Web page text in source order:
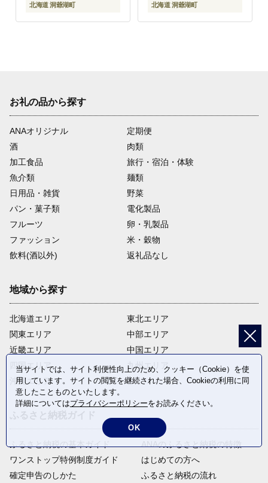
北海道 洞爺湖町 北海道 洞爺湖町
お礼の品から探す
ANAオリジナル
定期便
酒
肉類
加工食品
旅行・宿泊・体験
魚介類
麺類
日用品・雑貨
野菜
パン・菓子類
電化製品
フルーツ
卵・乳製品
ファッション
米・穀物
飲料(酒以外)
返礼品なし
地域から探す
北海道エリア
関東エリア
近畿エリア
四国エリア
沖縄エリア
東北エリア
中部エリア
中国エリア
九州エリア
ワンストップ特例制度ガイド
確定申告のしかた
はじめての方へ
ふるさと納税の流れ
当サイトでは、サイト利便性向上のため、クッキー（Cookie）を使
用しています。サイトの閲覧を継続された場合、Cookieの利用に同
意したことものといたします。
詳細についてはプライバシーポリシーをお読みください。
OK